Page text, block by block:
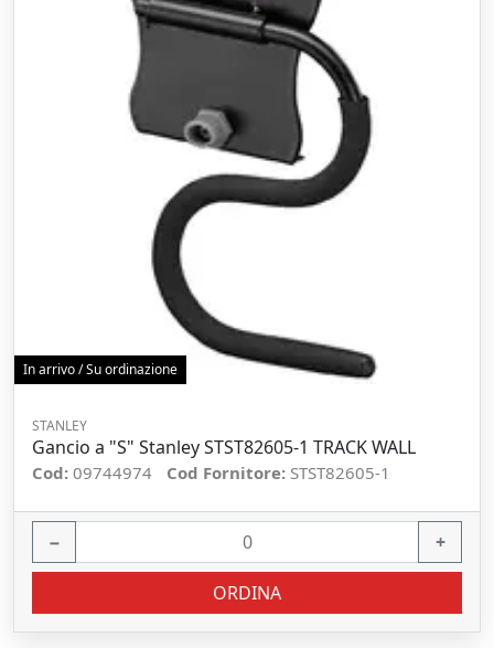
In arrivo / Su ordinazione
STANLEY
Gancio a "S" Stanley STST82605-1 TRACK WALL
Cod: 09744974 Cod Fornitore: STST82605-1
− +
ORDINA